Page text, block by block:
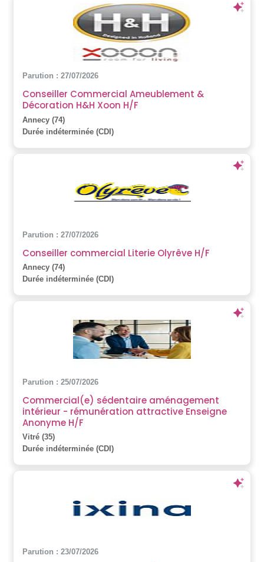
Parution : 27/07/2026
Conseiller Commercial Ameublement &
Décoration H&H Xoon H/F
Annecy (74)
Durée indéterminée (CDI)
Parution : 27/07/2026
Conseiller commercial Literie Olyrêve H/F
Annecy (74)
Durée indéterminée (CDI)
Parution : 25/07/2026
Commercial(e) sédentaire aménagement
intérieur - rémunération attractive Enseigne
Anonyme H/F
Vitré (35)
Durée indéterminée (CDI)
Parution : 23/07/2026